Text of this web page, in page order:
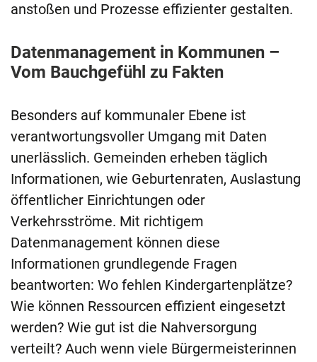
anstoßen und Prozesse effizienter gestalten.
Datenmanagement in Kommunen –
Vom Bauchgefühl zu Fakten
Besonders auf kommunaler Ebene ist
verantwortungsvoller Umgang mit Daten
unerlässlich. Gemeinden erheben täglich
Informationen, wie Geburtenraten, Auslastung
öffentlicher Einrichtungen oder
Verkehrsströme. Mit richtigem
Datenmanagement können diese
Informationen grundlegende Fragen
beantworten: Wo fehlen Kindergartenplätze?
Wie können Ressourcen effizient eingesetzt
werden? Wie gut ist die Nahversorgung
verteilt? Auch wenn viele Bürgermeisterinnen